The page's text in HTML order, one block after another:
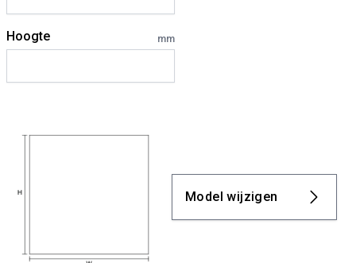
Hoogte mm
Model wijzigen